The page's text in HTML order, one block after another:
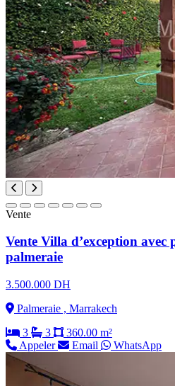
Vente
Vente Villa d’exception avec
palmeraie
3.500.000 DH
Palmeraie , Marrakech
3
3
360.00 m²
Appeler
Email WhatsApp